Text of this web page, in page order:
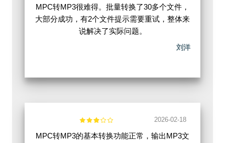
MPC转MP3很难得。批量转换了30多个文件，
大部分成功，有2个文件提示需要重试，整体来
说解决了实际问题。
刘洋
2026-02-18
MPC转MP3的基本转换功能正常，输出MP3文